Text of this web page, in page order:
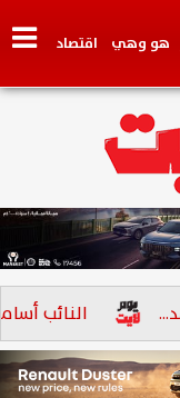
هو وهي اقتصاد
سيارات
النائب أسامة أبو العز